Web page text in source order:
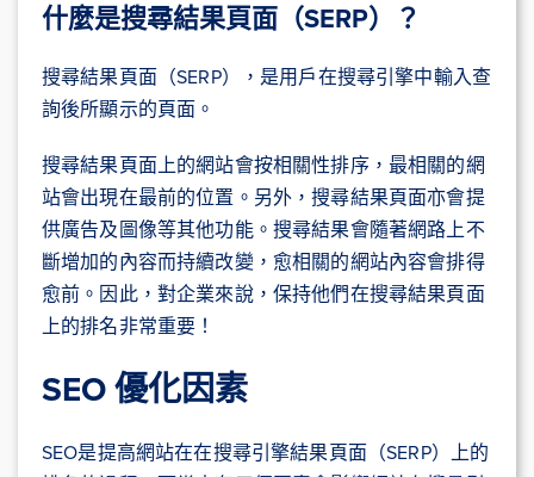
什麼是搜尋結果頁面（SERP）？
搜尋結果頁面（SERP），是用戶在搜尋引擎中輸入查
詢後所顯示的頁面。
搜尋結果頁面上的網站會按相關性排序，最相關的網
站會出現在最前的位置。另外，搜尋結果頁面亦會提
供廣告及圖像等其他功能。搜尋結果會隨著網路上不
斷增加的內容而持續改變，愈相關的網站內容會排得
愈前。因此，對企業來說，保持他們在搜尋結果頁面
上的排名非常重要！
SEO 優化因素
SEO是提高網站在在搜尋引擎結果頁面（SERP）上的